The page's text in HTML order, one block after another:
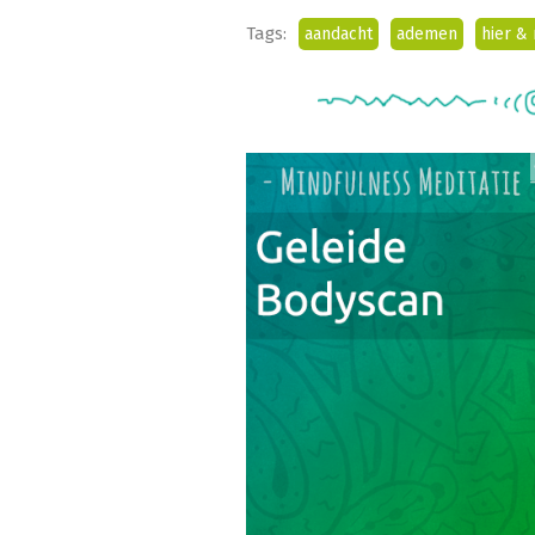
Tags: aandacht ademen hier &